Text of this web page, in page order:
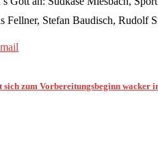
Fellner, Stefan Baudisch, Rudolf
zum Vorbereitungsbeginn wacker